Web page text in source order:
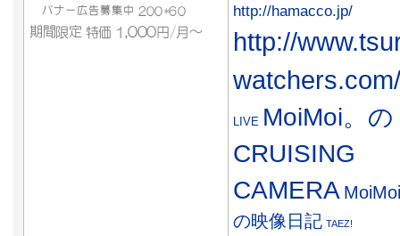
http://hamacco.jp/
http://
watchers.com/
LIVE MoiMoi。の
CRUISING
CAMERA
の映像日記 TAEZ!